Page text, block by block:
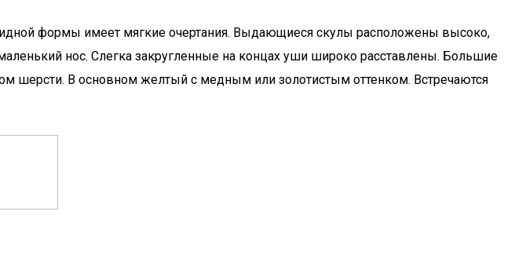
формы имеет мягкие очертания. Выдающиеся скулы расположены высоко,
нос. Слегка закругленные на концах уши широко расставлены. Большие
шерсти. В основном желтый с медным или золотистым оттенком. Встречаются